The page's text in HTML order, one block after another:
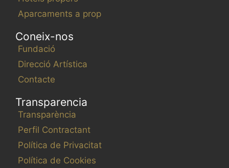
Aparcaments a prop
Coneix-nos
Fundació
Direcció Artística
Contacte
Transparencia
Transparència
Perfil Contractant
Política de Privacitat
Política de Cookies